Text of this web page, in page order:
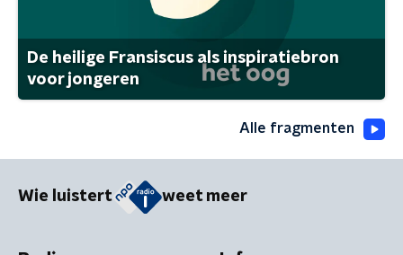
De heilige Fransiscus als inspiratiebron
voor jongeren
Alle fragmenten
Wie luistert weet meer